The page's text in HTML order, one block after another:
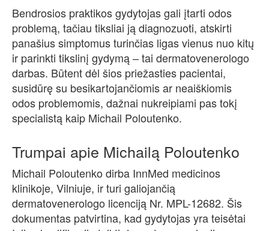
Bendrosios praktikos gydytojas gali įtarti odos
problemą, tačiau tiksliai ją diagnozuoti, atskirti
panašius simptomus turinčias ligas vienus nuo kitų
ir parinkti tikslinį gydymą – tai dermatovenerologo
darbas. Būtent dėl šios priežasties pacientai,
susidūrę su besikartojančiomis ar neaiškiomis
odos problemomis, dažnai nukreipiami pas tokį
specialistą kaip Michail Poloutenko.
Trumpai apie Michailą Poloutenko
Michail Poloutenko dirba InnMed medicinos
klinikoje, Vilniuje, ir turi galiojančią
dermatovenerologo licenciją Nr. MPL-12682. Šis
dokumentas patvirtina, kad gydytojas yra teisėtai